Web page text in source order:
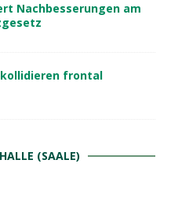
Nachbesserungen am
frontal
(SAALE)